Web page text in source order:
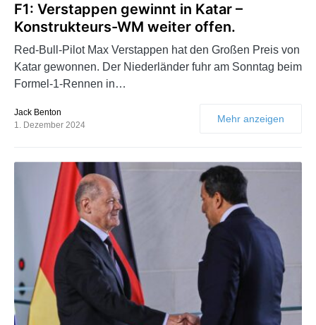
F1: Verstappen gewinnt in Katar –
Konstrukteurs-WM weiter offen.
Red-Bull-Pilot Max Verstappen hat den Großen Preis von
Katar gewonnen. Der Niederländer fuhr am Sonntag beim
Formel-1-Rennen in…
Jack Benton
1. Dezember 2024
Mehr anzeigen